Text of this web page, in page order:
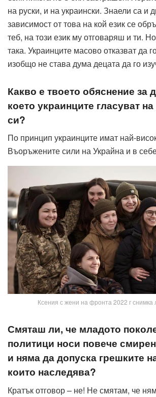
на руски, и на украински. Знаели са и
зависимост от това на кой език се
теб, на този език му отговаряш и ти.
така. Украинците масово отказват да
изобщо не става дума децата да го
Какво е твоето обяснение за
което украинците гласуват
си?
По принцип украинците имат най-
Въоръжените сили на Украйна и в
Ксения с жени на фронта 2022 г снимка
Смяташ ли, че младото
политици носи повече
и няма да допуска грешките
които наследява?
Кратък отговор – не! Не смятам, че